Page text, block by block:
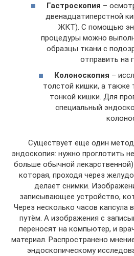
Гастроскопия –
двенадцатиперстной
ЖКТ). С помощью
процедуры можно
образцы ткани с
отправить на
Колоноскопия –
толстой кишки, а также
тонкой кишки. Для
специальный
Существует еще один метод
эндоскопия: нужно проглотить
больше обычной
которая, проходя через
делает снимки.
записывающее устройство,
Через несколько часов капсула
путём. А изображения с
переносят на компьютер, и
материал. Распространено
эндоскопическому